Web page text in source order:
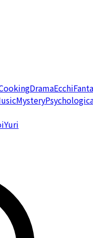
DramaEcchi
Mystery
Yuri